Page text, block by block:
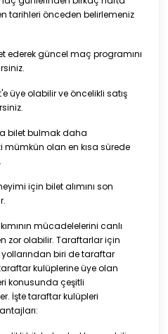
tarihleri önceden belirlemeniz
ederek güncel maç programını
üye olabilir ve öncelikli satış
bilet bulmak daha
mümkün olan en kısa sürede
için bilet alımını son
mücadelelerini canlı
zor olabilir. Taraftarlar için
biri de taraftar
kulüplerine üye olan
konusunda çeşitli
İşte taraftar kulüpleri